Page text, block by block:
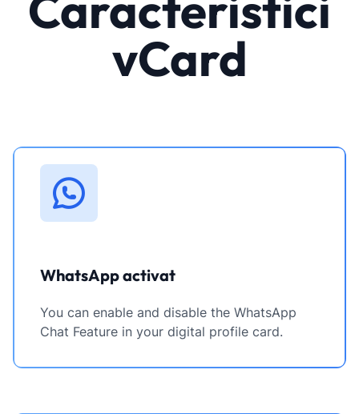
vCard
WhatsApp activat
You can enable and disable the WhatsApp
Chat Feature in your digital profile card.